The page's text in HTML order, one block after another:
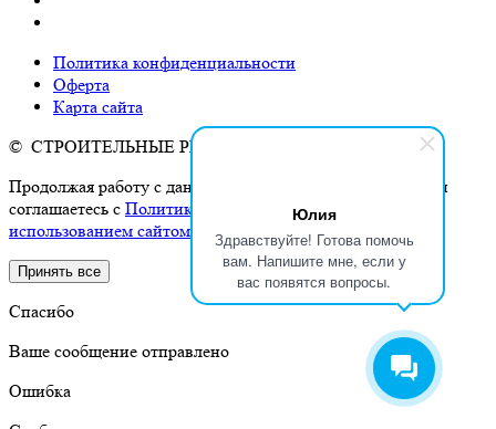
Юлия
Здравствуйте! Готова помочь
вам. Напишите мне, если у
вас появятся вопросы.
Политика конфиденциальности
Оферта
Карта сайта
© СТРОИТЕЛЬНЫЕ РЕЕСТРЫ, 2026
Продолжая работу с данным сайтом, Вы подтверждаете и
соглашаетесь с Политикой конфиденциальности и
использованием сайтом cookies и сервисов аналитики
Принять все
Спасибо
Ваше сообщение отправлено
Ошибка